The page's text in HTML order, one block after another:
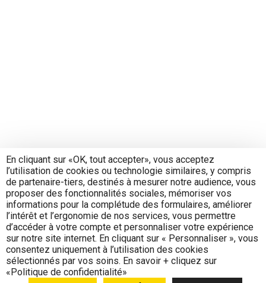
En cliquant sur «OK, tout accepter», vous acceptez
l’utilisation de cookies ou technologie similaires, y compris
de partenaire-tiers, destinés à mesurer notre audience, vous
proposer des fonctionnalités sociales, mémoriser vos
informations pour la complétude des formulaires, améliorer
l’intérêt et l’ergonomie de nos services, vous permettre
d’accéder à votre compte et personnaliser votre expérience
sur notre site internet. En cliquant sur « Personnaliser », vous
consentez uniquement à l’utilisation des cookies
sélectionnés par vos soins. En savoir + cliquez sur
«Politique de confidentialité»